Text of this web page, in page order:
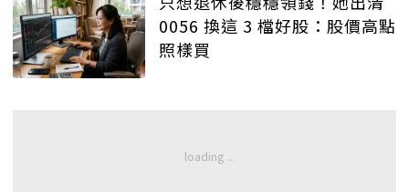
0056 換這 3 檔好股：股價高點
照樣買